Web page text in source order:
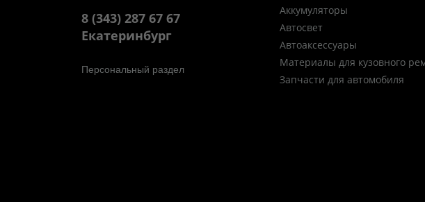
Аккумуляторы
Автосвет
Автоаксессуары
Материалы для кузовного
Запчасти для автомобиля
8 (343) 287 67 67
Екатеринбург
Персональный раздел